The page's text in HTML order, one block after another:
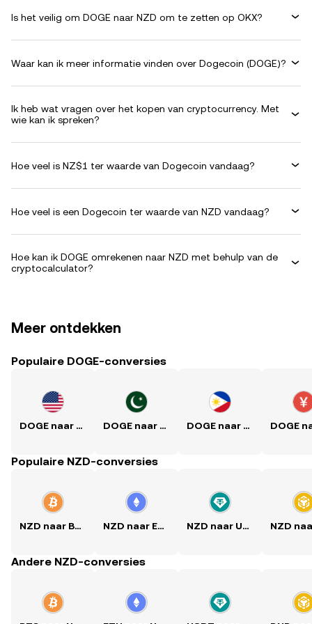
Is het veilig om DOGE naar NZD om te zetten op OKX?
Waar kan ik meer informatie vinden over Dogecoin (DOGE)?
Ik heb wat vragen over het kopen van cryptocurrency. Met
wie kan ik spreken?
Hoe veel is NZ$1 ter waarde van Dogecoin vandaag?
Hoe veel is een Dogecoin ter waarde van NZD vandaag?
Hoe kan ik DOGE omrekenen naar NZD met behulp van de
cryptocalculator?
Meer ontdekken
Populaire DOGE-conversies
DOGE naar USD DOGE naar PKR DOGE naar PHP
Populaire NZD-conversies
NZD naar BTC NZD naar ETH NZD naar USDT
Andere NZD-conversies